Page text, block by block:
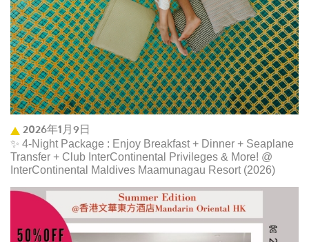
2026年1月9日
✨ 4-Night Package : Enjoy Breakfast + Dinner + Seaplane
Transfer + Club InterContinental Privileges & More! @
InterContinental Maldives Maamunagau Resort (2026)